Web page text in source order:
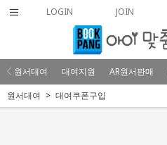
LOGIN JOIN
원서대여 대여지원 AR원서판매
원서대여
대여쿠폰구입